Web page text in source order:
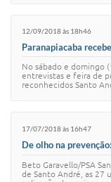
12/09/2018 às 18h46
Paranapiacaba
No sábado e domingo
entrevistas e feira de
reconhecidos Santo
17/07/2018 às 16h47
De olho na
Beto Garavello/PSA
de Santo André, as 27